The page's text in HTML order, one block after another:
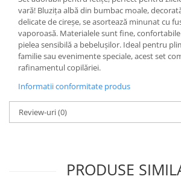
vară! Bluzița albă din bumbac moale,
delicate de cireșe, se asortează minunat cu
vaporoasă. Materialele sunt fine,
pielea sensibilă a bebelușilor. Ideal pentru
familie sau evenimente speciale, acest set
rafinamentul copilăriei.
Informatii conformitate produs
Review-uri(0)
PRODUSE